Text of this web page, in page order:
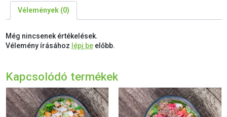
Vélemények (0)
Még nincsenek értékelések.
Vélemény írásához lépj beelőbb.
Kapcsolódó termékek